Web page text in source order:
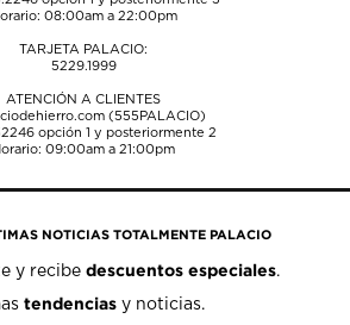
08:00am a 22:00pm
TARJETA PALACIO:
5229.1999
ATENCIÓN A CLIENTES
(555PALACIO)
opción 1 y posteriormente 2
09:00am a 21:00pm
NOTICIAS TOTALMENTE PALACIO
y recibedescuentos especiales.
tendencias y noticias.